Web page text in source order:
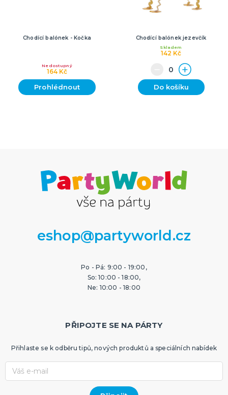
Chodící balónek - Kočka
164 Kč
Nedostupný
Prohlédnout
Chodící balónek jezevčík
142 Kč
Skladem
Do košíku
eshop@partyworld.cz
Po - Pá: 9:00 - 19:00,
So: 10:00 - 18:00,
Ne: 10:00 - 18:00
PŘIPOJTE SE NA PÁRTY
Přihlaste se k odběru tipů, nových produktů a speciálních nabídek